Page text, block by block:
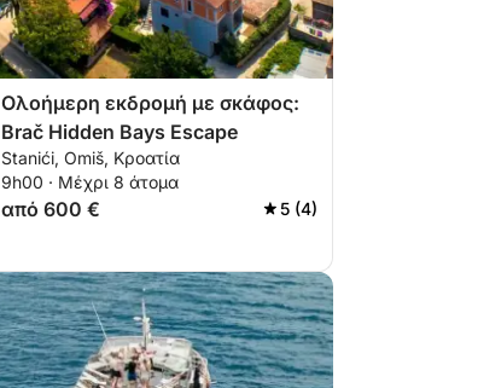
Ολοήμερη εκδρομή με σκάφος:
Brač Hidden Bays Escape
Stanići, Omiš, Κροατία
9h00 · Μέχρι 8 άτομα
από 600 € 5 (4)